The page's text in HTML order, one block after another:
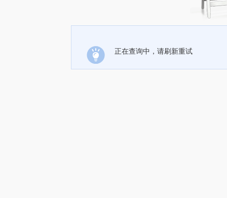
正在查询中，请刷新重试